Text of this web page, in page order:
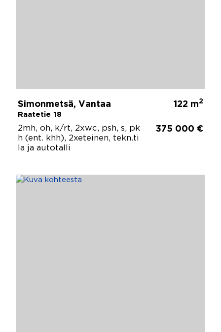
Simonmetsä, Vantaa
Raatetie 18
122 m2
2mh, oh, k/rt, 2xwc, psh, s, pk
h (ent. khh), 2xeteinen, tekn.ti
la ja autotalli
375 000 €